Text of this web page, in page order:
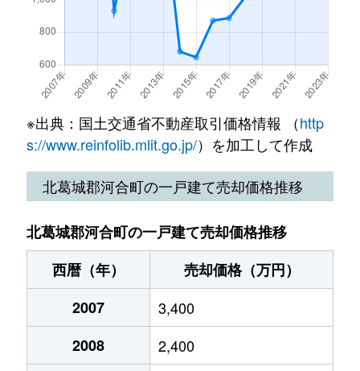
※出典：国土交通省不動産取引価格情報 （http
s://www.reinfolib.mlit.go.jp/）を加工して作成
北葛城郡河合町の一戸建て売却価格推移
北葛城郡河合町の一戸建て売却価格推移
西暦（年）
売却価格（万円）
2007
3,400
2008
2,400